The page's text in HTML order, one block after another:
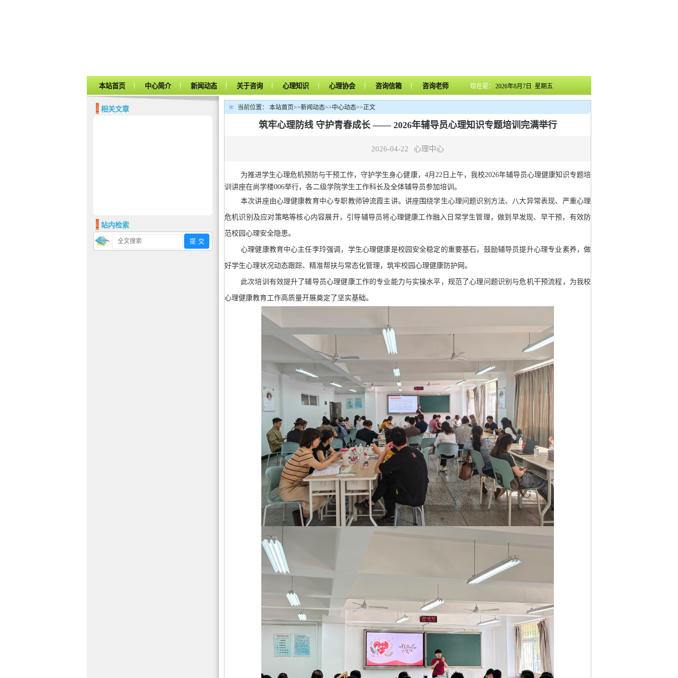
本站首页 | 中心简介 | 新闻动态 | 关于咨询 | 心理知识 | 心理协会 | 咨询信箱 | 咨询老师 现在是： 2026年8月7日 星期五
相关文章
站内检索
当前位置： 本站首页>>新闻动态>>中心动态>>正文
筑牢心理防线 守护青春成长 —— 2026年辅导员心理知识专题培训完满举行
2026-04-22 心理中心
为推进学生心理危机预防与干预工作，守护学生身心健康，4月22日上午，我校2026年辅导员心理健康知识专题培
训讲座在尚学楼006举行，各二级学院学生工作科长及全体辅导员参加培训。
本次讲座由心理健康教育中心专职教师钟流霞主讲。讲座围绕学生心理问题识别方法、八大异常表现、严重心理
危机识别及应对策略等核心内容展开，引导辅导员将心理健康工作融入日常学生管理，做到早发现、早干预，有效防
范校园心理安全隐患。
心理健康教育中心主任李玲强调，学生心理健康是校园安全稳定的重要基石，鼓励辅导员提升心理专业素养，做
好学生心理状况动态跟踪、精准帮扶与常态化管理，筑牢校园心理健康防护网。
此次培训有效提升了辅导员心理健康工作的专业能力与实操水平，规范了心理问题识别与危机干预流程，为我校
心理健康教育工作高质量开展奠定了坚实基础。